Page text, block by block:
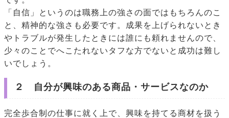
「自信」というのは職務上の強さの面ではもちろんのこ
と、精神的な強さも必要です。成果を上げられないとき
やトラブルが発生したときには誰にも頼れませんので、
少々のことでへこたれないタフな方でないと成功は難し
いでしょう。
２ 自分が興味のある商品・サービスなのか
完全歩合制の仕事に就く上で、興味を持てる商材を扱う